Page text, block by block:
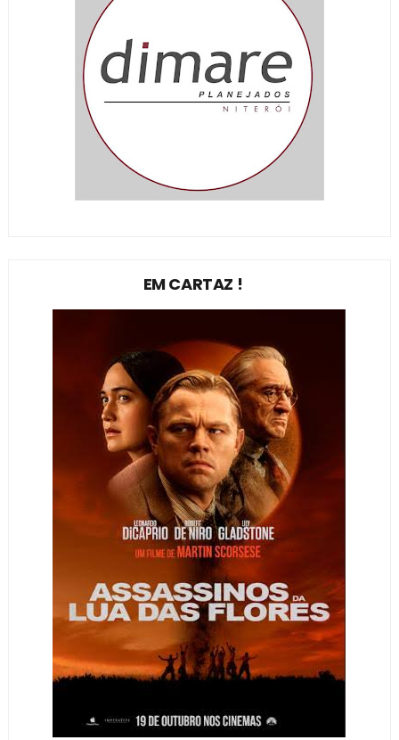
EM CARTAZ !